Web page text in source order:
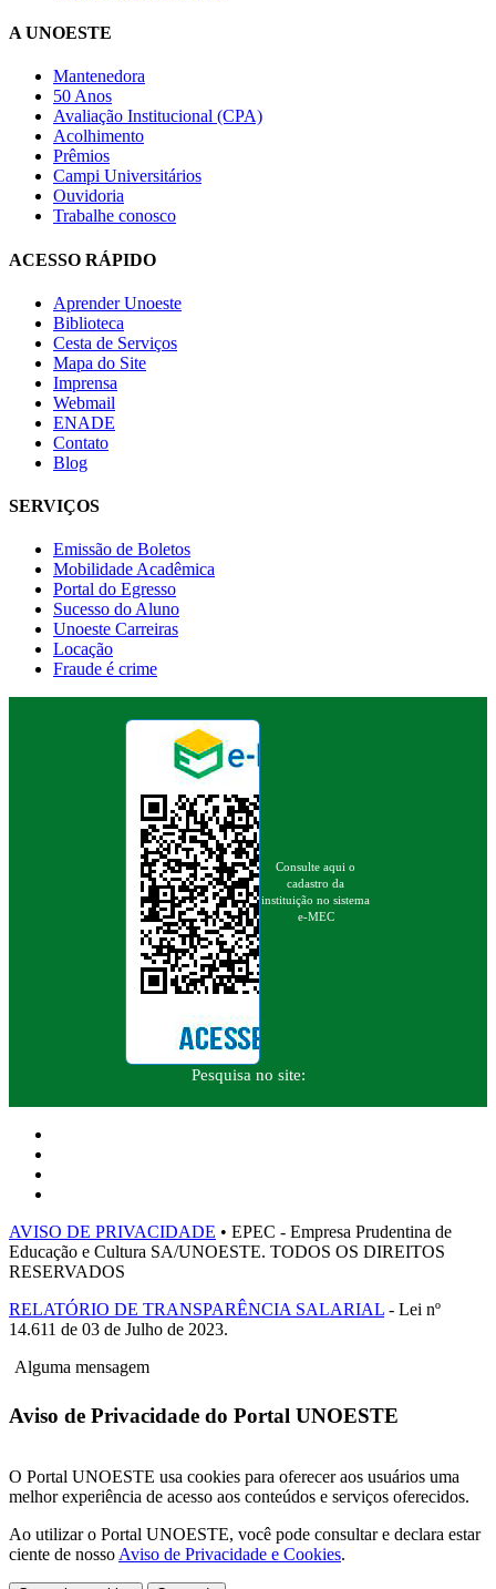
A UNOESTE
Mantenedora
50 Anos
Avaliação Institucional (CPA)
Acolhimento
Prêmios
Campi Universitários
Ouvidoria
Trabalhe conosco
ACESSO RÁPIDO
Aprender Unoeste
Biblioteca
Cesta de Serviços
Mapa do Site
Imprensa
Webmail
ENADE
Contato
Blog
SERVIÇOS
Emissão de Boletos
Mobilidade Acadêmica
Portal do Egresso
Sucesso do Aluno
Unoeste Carreiras
Locação
Fraude é crime
Consulte aqui o
cadastro da
instituição no sistema
e-MEC
Pesquisa no site:
AVISO DE PRIVACIDADE • EPEC - Empresa Prudentina de
Educação e Cultura SA/UNOESTE. TODOS OS DIREITOS
RESERVADOS
RELATÓRIO DE TRANSPARÊNCIA SALARIAL - Lei nº
14.611 de 03 de Julho de 2023.
Alguma mensagem
Aviso de Privacidade do Portal UNOESTE
O Portal UNOESTE usa cookies para oferecer aos usuários uma
melhor experiência de acesso aos conteúdos e serviços oferecidos.
Ao utilizar o Portal UNOESTE, você pode consultar e declara estar
ciente de nosso Aviso de Privacidade e Cookies.